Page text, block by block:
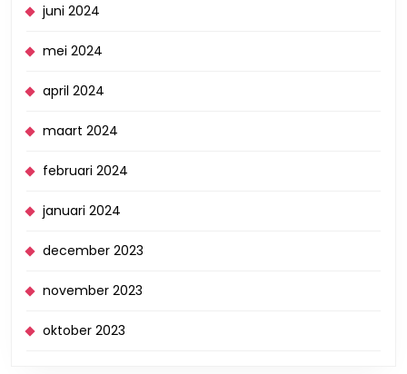
juni 2024
mei 2024
april 2024
maart 2024
februari 2024
januari 2024
december 2023
november 2023
oktober 2023